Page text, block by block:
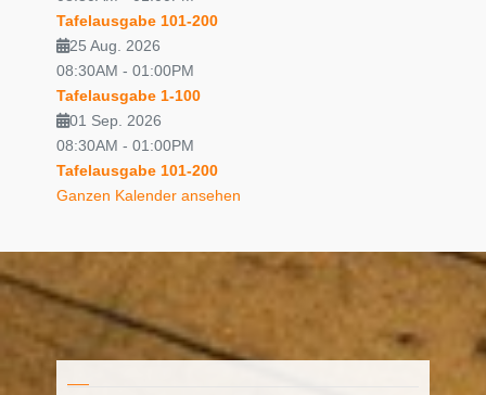
Tafelausgabe 101-200
25 Aug. 2026
08:30AM - 01:00PM
Tafelausgabe 1-100
01 Sep. 2026
08:30AM - 01:00PM
Tafelausgabe 101-200
Ganzen Kalender ansehen